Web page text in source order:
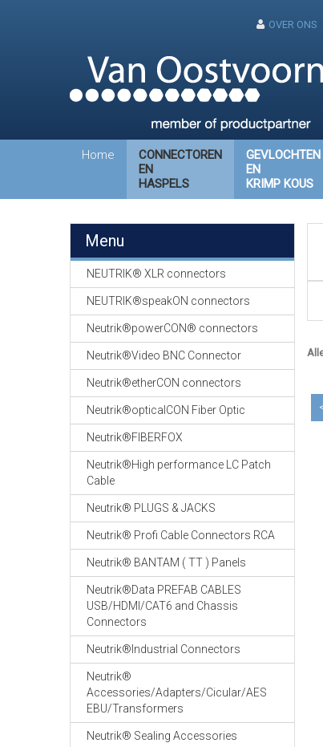
OVER ONS
Home
CONNECTOREN
EN
HASPELS
GEVLOCHTEN
EN
KRIMP KOUS
Menu
NEUTRIK® XLR connectors
NEUTRIK®speakON connectors
Neutrik®powerCON® connectors
Neutrik®Video BNC Connector
Neutrik®etherCON connectors
Neutrik®opticalCON Fiber Optic
Neutrik®FIBERFOX
Neutrik®High performance LC Patch
Cable
Neutrik® PLUGS & JACKS
Neutrik® Profi Cable Connectors RCA
Neutrik® BANTAM ( TT ) Panels
Neutrik®Data PREFAB CABLES
USB/HDMI/CAT6 and Chassis
Connectors
Neutrik®Industrial Connectors
Neutrik®
Accessories/Adapters/Cicular/AES
EBU/Transformers
Neutrik® Sealing Accessories